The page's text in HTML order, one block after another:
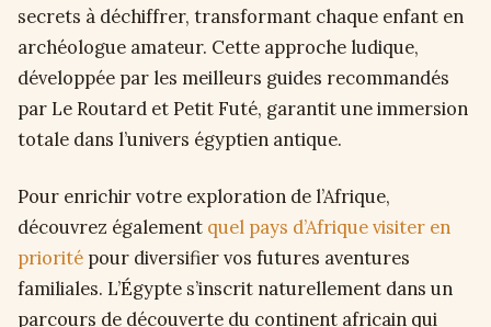
secrets à déchiffrer, transformant chaque enfant en
archéologue amateur. Cette approche ludique,
développée par les meilleurs guides recommandés
par Le Routard et Petit Futé, garantit une immersion
totale dans l’univers égyptien antique.
Pour enrichir votre exploration de l’Afrique,
découvrez également quel pays d’Afrique visiter en
priorité pour diversifier vos futures aventures
familiales. L’Égypte s’inscrit naturellement dans un
parcours de découverte du continent africain qui